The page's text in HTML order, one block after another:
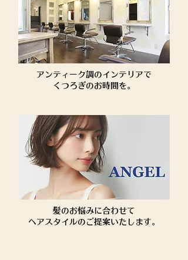
アンティーク調のインテリアで
​くつろぎのお時間を。
髪のお悩みに合わせて
ヘアスタイルのご提案いたします。